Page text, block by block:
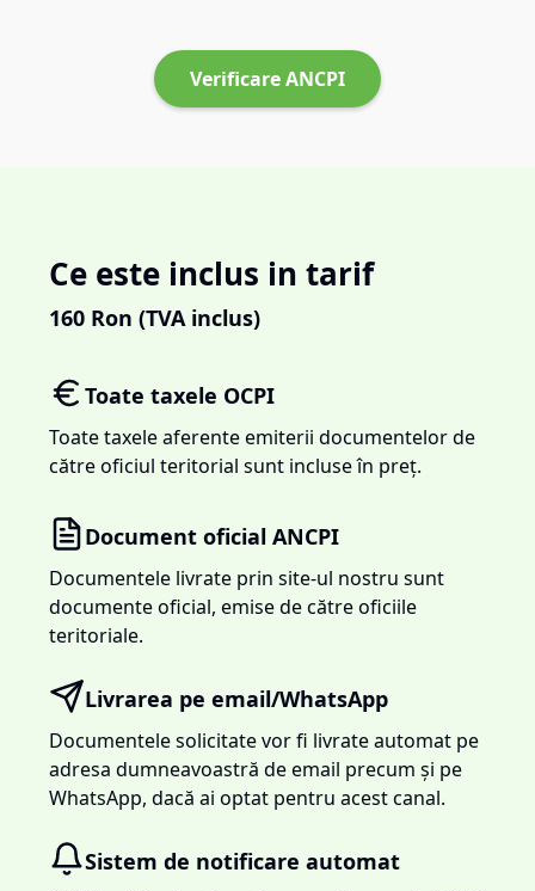
Verificare ANCPI
Ce este inclus in tarif
160 Ron (TVA inclus)
Toate taxele OCPI
Toate taxele aferente emiterii documentelor de
către oficiul teritorial sunt incluse în preț.
Document oficial ANCPI
Documentele livrate prin site-ul nostru sunt
documente oficial, emise de către oficiile
teritoriale.
Livrarea pe email/WhatsApp
Documentele solicitate vor fi livrate automat pe
adresa dumneavoastră de email precum și pe
WhatsApp, dacă ai optat pentru acest canal.
Sistem de notificare automat